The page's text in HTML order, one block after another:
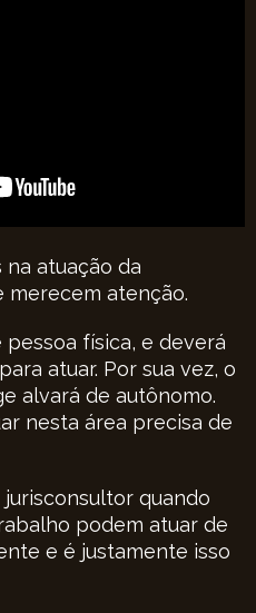
atuação da
merecem atenção.
física, e deverá
atuar. Por sua vez, o
alvará de autônomo.
nesta área precisa de
quando
podem atuar de
e é justamente isso